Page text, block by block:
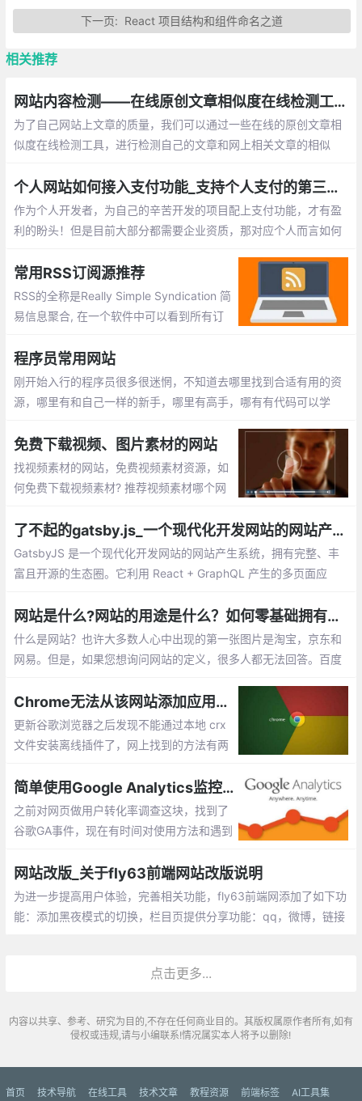
下一页: React 项目结构和组件命名之道
相关推荐
网站内容检测——在线原创文章相似度在线检测工具总汇
为了自己网站上文章的质量，我们可以通过一些在线的原创文章相
似度在线检测工具，进行检测自己的文章和网上相关文章的相似
个人网站如何接入支付功能_支持个人支付的第三方平台整理
作为个人开发者，为自己的辛苦开发的项目配上支付功能，才有盈
利的盼头！但是目前大部分都需要企业资质，那对应个人而言如何
第三方支付平台。
常用RSS订阅源推荐
RSS的全称是Really Simple Syndication 简
易信息聚合, 在一个软件中可以看到所有订
D网站信息, 需要一个个上去看看有没有更
新, 这样无疑很费时。
程序员常用网站
刚开始入行的程序员很多很迷惘，不知道去哪里找到合适有用的资
源，哪里有和自己一样的新手，哪里有高手，哪有有代码可以学
免费下载视频、图片素材的网站
找视频素材的网站，免费视频素材资源，如
何免费下载视频素材? 推荐视频素材哪个网
otage crate、monzoom、Wedistill、Maz
wai
了不起的gatsby.js_一个现代化开发网站的网站产生系统
GatsbyJS 是一个现代化开发网站的网站产生系统，拥有完整、丰
富且开源的生态圈。它利用 React + GraphQL 产生的多页面应
索这个系统吧。 GatsbyJS 是一个拥有超过 2万 Stars，3500 fork
s 的 React 网站生成系统。
网站是什么?网站的用途是什么？如何零基础拥有自己的网站？
什么是网站？也许大多数人心中出现的第一张图片是淘宝，京东和
网易。但是，如果您想询问网站的定义，很多人都无法回答。百度
语言下的应用程序）等工具
Chrome无法从该网站添加应用，扩展程序和用户脚本
更新谷歌浏览器之后发现不能通过本地 crx
文件安装离线插件了，网上找到的方法有两
是这个方法我尝试之后失败了 ，第二个方法
就是用工具安装，具体如何太麻烦了就没有
用
简单使用Google Analytics监控网站浏览行为
之前对网页做用户转化率调查这块，找到了
谷歌GA事件，现在有时间对使用方法和遇到
比较清楚，可以查看官方文档。
网站改版_关于fly63前端网站改版说明
为进一步提高用户体验，完善相关功能，fly63前端网添加了如下功
能：添加黑夜模式的切换，栏目页提供分享功能：qq，微博，链接
点击更多...
内容以共享、参考、研究为目的,不存在任何商业目的。其版权属原作者所有,如有
侵权或违规,请与小编联系!情况属实本人将予以删除!
首页 技术导航 在线工具 技术文章 教程资源 前端标签 AI工具集